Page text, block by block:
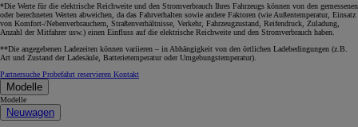
*Die Werte für die elektrische Reichweite und den Stromverbrauch Ihres Fahrzeugs können von den gemessenen
oder berechneten Werten abweichen, da das Fahrverhalten sowie andere Faktoren (wie Außentemperatur, Einsatz
von Komfort-/Nebenverbrauchern, Straßenverhältnisse, Verkehr, Fahrzeugzustand, Reifendruck, Zuladung,
Anzahl der Mitfahrer usw.) einen Einfluss auf die elektrische Reichweite und den Stromverbrauch haben.
**Die angegebenen Ladezeiten können variieren – in Abhängigkeit von den örtlichen Ladebedingungen (z.B.
Art und Zustand der Ladesäule, Batterietemperatur oder Umgebungstemperatur).
Partnersuche Probefahrt reservieren Kontakt
Modelle
Modelle
Neuwagen